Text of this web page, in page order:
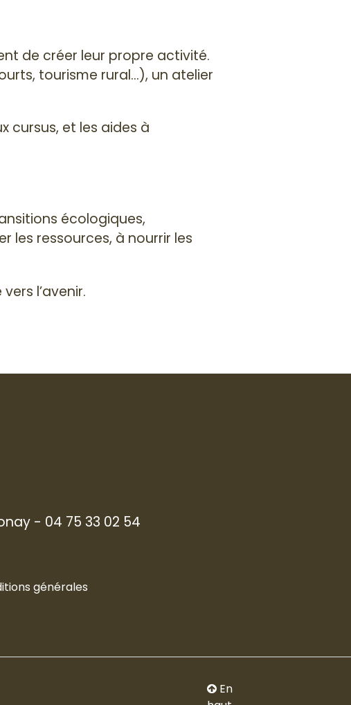
de créer leur propre activité.
tourisme rural…), un atelier
cursus, et les aides à
écologiques,
les ressources, à nourrir les
l’avenir.
en agriculture
- 04 75 33 02 54
générales
En